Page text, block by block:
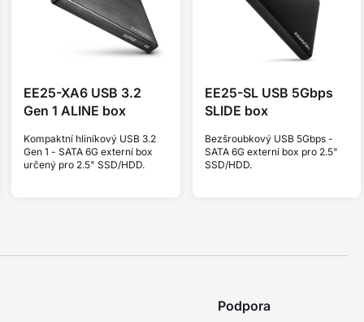
EE25-XA6 USB 3.2
Gen 1 ALINE box
Kompaktní hliníkový USB 3.2
Gen 1 - SATA 6G externí box
určený pro 2.5" SSD/HDD.
EE25-SL USB 5Gbps
SLIDE box
Bezšroubkový USB 5Gbps -
SATA 6G externí box pro 2.5"
SSD/HDD.
Podpora